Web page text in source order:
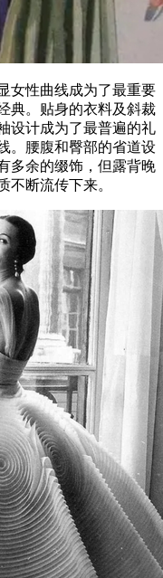
性曲线成为了最重要
典。贴身的衣料及斜裁
设计成为了最普遍的礼
。腰腹和臀部的省道设
多余的缀饰，但露背晚
不断流传下来。